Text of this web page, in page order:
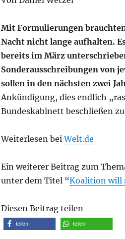
Mit Formulierungen
Nacht nicht lange aufhalten.
bereits im März
Sonderausschreibungen von
sollen in den nächsten zwei
Ankündigung, dies endlich
Bundeskabinett beschließen
Weiterlesen beiWelt.de
Ein weiterer Beitrag zum
unter dem Titel “Koalition will
Diesen Beitrag teilen
teilen teilen